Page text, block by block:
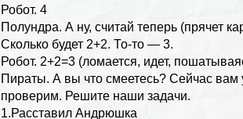
Робот. 4
Полундра. А ну, считай теперь (прячет
Сколько будет 2+2. То-то — 3.
Робот. 2+2=3 (ломается, идет,
Пираты. А вы что смеетесь? Сейчас вам
проверим. Решите наши задачи.
1.Расставил Андрюшка